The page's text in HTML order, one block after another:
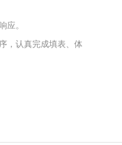
应。
，认真完成填表、体